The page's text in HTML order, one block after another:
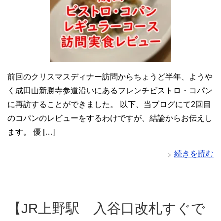
前回のクリスマスディナー訪問からちょうど半年、ようや
く成田山新勝寺参道沿いにあるフレンチビストロ・コパン
に再訪することができました。 以下、当ブログにて2回目
のコパンのレビューをするわけですが、結論からお伝えし
ます。 優 […]
続きを読む
【JR上野駅 入谷口改札すぐで